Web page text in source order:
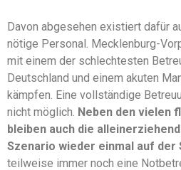
Davon abgesehen existiert dafür
nötige Personal. Mecklenburg-
mit einem der schlechtesten
Deutschland und einem akuten
kämpfen. Eine vollständige
nicht möglich. Neben den vielen
bleiben auch die
Szenario wieder einmal auf der
teilweise immer noch eine